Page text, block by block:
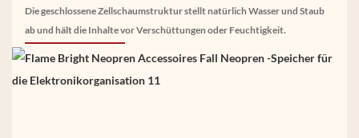
Die geschlossene Zellschaumstruktur stellt natürlich Wasser und Staub
ab und hält die Inhalte vor Verschüttungen oder Feuchtigkeit.